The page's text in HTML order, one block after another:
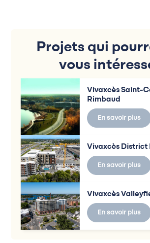
Projets qui
vous
Vivaxcès Saint-
Rimbaud
En savoir plus
Vivaxcès District
En savoir plus
Vivaxcès
En savoir plus